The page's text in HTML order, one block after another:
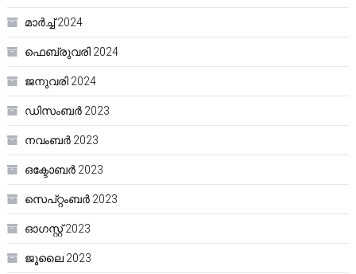
മാർച്ച്‌ 2024
ഫെബ്രുവരി 2024
ജനുവരി 2024
ഡിസംബർ 2023
നവംബർ 2023
ഒക്ടോബർ 2023
സെപ്റ്റംബർ 2023
ഓഗസ്റ്റ്‌ 2023
ജൂലൈ 2023